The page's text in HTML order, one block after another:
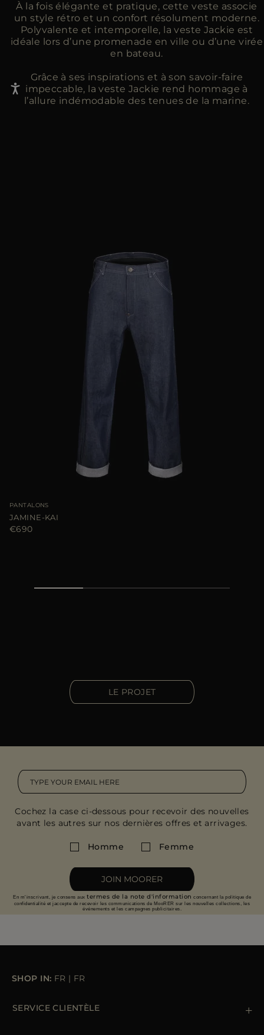
À la fois élégante et pratique, cette veste associe
un style rétro et un confort résolument moderne.
Polyvalente et intemporelle, la veste Jackie est
idéale lors d’une promenade en ville ou d’une virée
en bateau.
Grâce à ses inspirations et à son savoir-faire
impeccable, la veste Jackie rend hommage à
l’allure indémodable des tenues de la marine.
PANTALONS
JAMINE-KAI
€690
LE PROJET
Cochez la case ci-dessous pour recevoir des nouvelles
avant les autres sur nos dernières offres et arrivages.
Homme Femme
JOIN MOORER
En m'inscrivant, je consens aux termes de la note d'information concernant la politique de
confidentialité et jaccepte de recevoir les communications de MooRER sur les nouvelles collections, les
événements et les campagnes publicitaires.
SHOP IN: FR | FR
SERVICE CLIENTÈLE